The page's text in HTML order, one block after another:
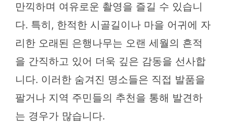
만끽하며 여유로운 촬영을 즐길 수 있습니
다. 특히, 한적한 시골길이나 마을 어귀에 자
리한 오래된 은행나무는 오랜 세월의 흔적
을 간직하고 있어 더욱 깊은 감동을 선사합
니다. 이러한 숨겨진 명소들은 직접 발품을
팔거나 지역 주민들의 추천을 통해 발견하
는 경우가 많습니다.